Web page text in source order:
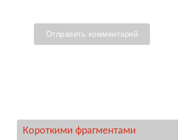
Короткими фрагментами